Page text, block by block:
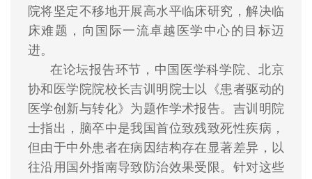
院将坚定不移地开展高水平临床研究，解决临
床难题，向国际一流卓越医学中心的目标迈
进。
在论坛报告环节，中国医学科学院、北京
协和医学院院校长吉训明院士以《患者驱动的
医学创新与转化》为题作学术报告。吉训明院
士指出，脑卒中是我国首位致残致死性疾病，
但由于中外患者在病因结构存在显著差异，以
往沿用国外指南导致防治效果受限。针对这些